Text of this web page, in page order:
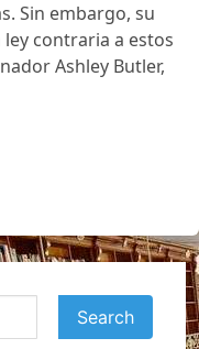
Sin embargo, su
contraria a estos
Ashley Butler,